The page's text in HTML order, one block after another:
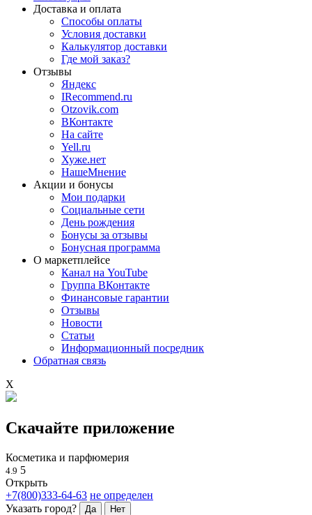
Доставка и оплата
Способы оплаты
Условия доставки
Калькулятор доставки
Где мой заказ?
Отзывы
Яндекс
IRecommend.ru
Otzovik.com
ВКонтакте
На сайте
Yell.ru
Хуже.нет
НашеМнение
Акции и бонусы
Мои подарки
Социальные сети
День рождения
Бонусы за отзывы
Бонусная программа
О маркетплейсе
Канал на YouTube
Группа ВКонтакте
Финансовые гарантии
Отзывы
Новости
Статьи
Информационный посредник
Обратная связь
X
Скачайте приложение
Косметика и парфюмерия
4.9 5
Открыть
+7(800)333-64-63 не определен
Указать город?
Да Нет